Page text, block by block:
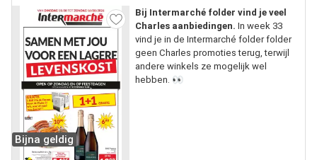
Bijna geldig
Bij Intermarché folder vind je veel
Charles aanbiedingen. In week 33
vind je in de Intermarché folder folder
geen Charles promoties terug, terwijl
andere winkels ze mogelijk wel
hebben. 👀